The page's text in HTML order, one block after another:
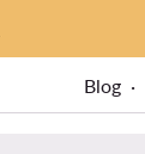
Blog